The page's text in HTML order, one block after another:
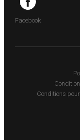
Facebook
Conditions